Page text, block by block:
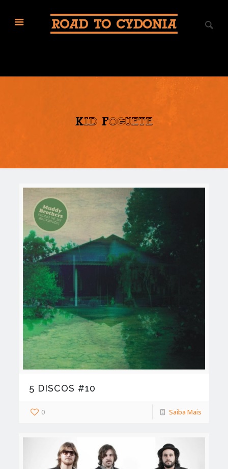
Kid Foguete
5 DISCOS #10
0 Saiba Mais